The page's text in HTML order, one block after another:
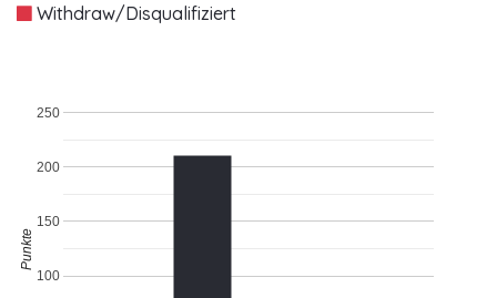
Withdraw/Disqualifiziert
100
150
200
250
Punkte